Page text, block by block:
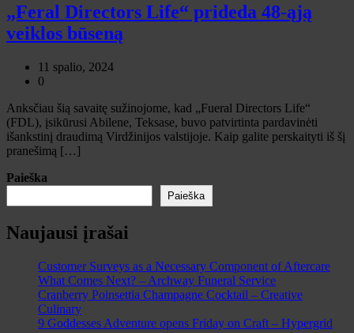
„Feral Directors Life“ prideda 48-ąją
veiklos būseną
11 spalio, 2024
0
Anksčiau šią savaitę sužinojome, kad „Fueral Directors Life“
(FDL), įsikūrusi Abilene, Teksase, buvo patvirtinta pardavinėti
išankstinį draudimą Virdžinijos valstijoje. Kaip galite perskaityti iš šį
pranešimą […]
Paieška
Paieška
Naujausi įrašai
Customer Surveys as a Necessary Component of Aftercare
What Comes Next? – Archway Funeral Service
Cranberry Poinsettia Champagne Cocktail – Creative
Culinary
9 Goddesses Adventure opens Friday on Craft – Hypergrid